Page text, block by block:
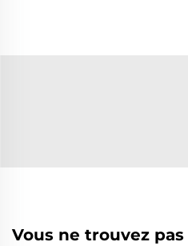
Vous ne trouvez pas